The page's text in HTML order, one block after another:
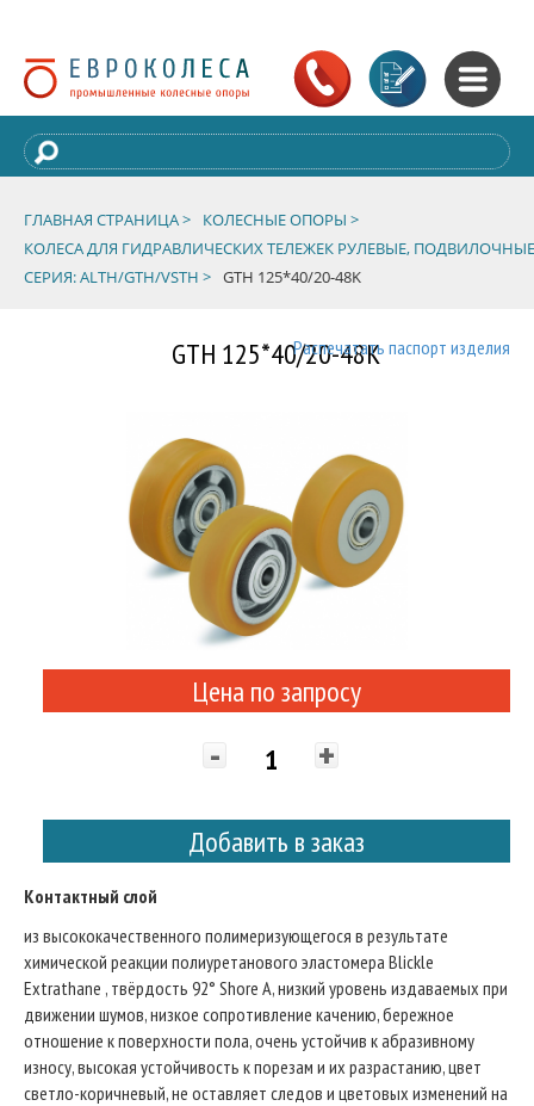
ГЛАВНАЯ СТРАНИЦА >
КОЛЕСНЫЕ ОПОРЫ >
КОЛЕСА ДЛЯ ГИДРАВЛИЧЕСКИХ ТЕЛЕЖЕК РУЛЕВЫЕ,
СЕРИЯ: ALTH/GTH/VSTH > GTH 125*40/20-48K
GTH 125*40/20-48KРаспечатать паспорт изделия
Цена по запросу
- +
Добавить в заказ
Контактный слой
из высококачественного полимеризующегося в результате
химической реакции полиуретанового эластомера Blickle
Extrathane , твёрдость 92° Shore A, низкий уровень издаваемых при
движении шумов, низкое сопротивление качению, бережное
отношение к поверхности пола, очень устойчив к абразивному
износу, высокая устойчивость к порезам и их разрастанию, цвет
светло-коричневый, не оставляет следов и цветовых изменений на